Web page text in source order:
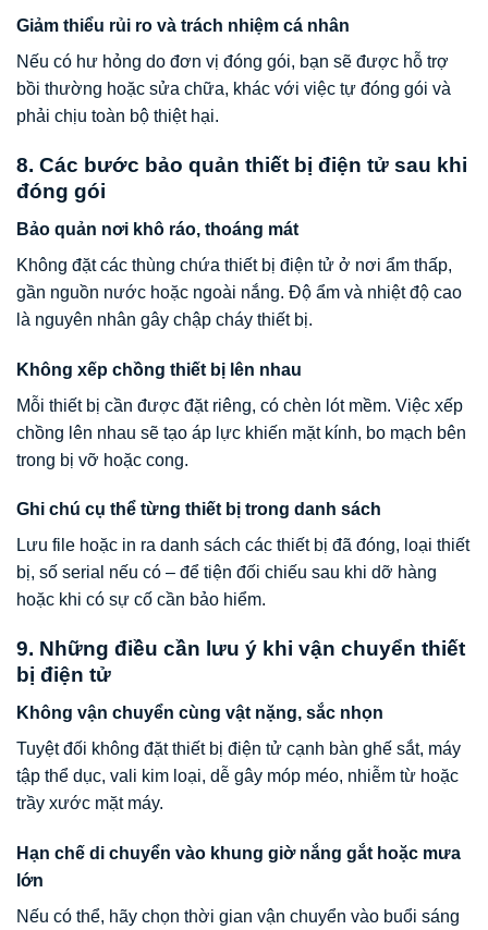
Giảm thiểu rủi ro và trách nhiệm cá nhân
Nếu có hư hỏng do đơn vị đóng gói, bạn sẽ được hỗ trợ
bồi thường hoặc sửa chữa, khác với việc tự đóng gói và
phải chịu toàn bộ thiệt hại.
8. Các bước bảo quản thiết bị điện tử sau khi
đóng gói
Bảo quản nơi khô ráo, thoáng mát
Không đặt các thùng chứa thiết bị điện tử ở nơi ẩm thấp,
gần nguồn nước hoặc ngoài nắng. Độ ẩm và nhiệt độ cao
là nguyên nhân gây chập cháy thiết bị.
Không xếp chồng thiết bị lên nhau
Mỗi thiết bị cần được đặt riêng, có chèn lót mềm. Việc xếp
chồng lên nhau sẽ tạo áp lực khiến mặt kính, bo mạch bên
trong bị vỡ hoặc cong.
Ghi chú cụ thể từng thiết bị trong danh sách
Lưu file hoặc in ra danh sách các thiết bị đã đóng, loại thiết
bị, số serial nếu có – để tiện đối chiếu sau khi dỡ hàng
hoặc khi có sự cố cần bảo hiểm.
9. Những điều cần lưu ý khi vận chuyển thiết
bị điện tử
Không vận chuyển cùng vật nặng, sắc nhọn
Tuyệt đối không đặt thiết bị điện tử cạnh bàn ghế sắt, máy
tập thể dục, vali kim loại, dễ gây móp méo, nhiễm từ hoặc
trầy xước mặt máy.
Hạn chế di chuyển vào khung giờ nắng gắt hoặc mưa
lớn
Nếu có thể, hãy chọn thời gian vận chuyển vào buổi sáng